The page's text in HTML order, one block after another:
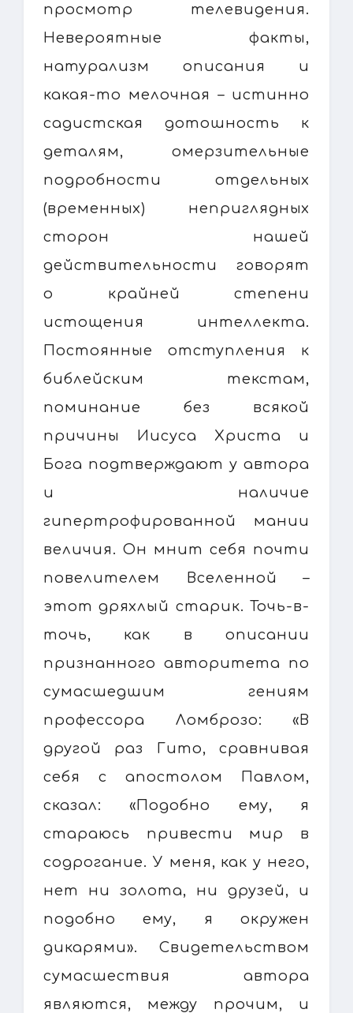
просмотр телевидения.
Невероятные факты,
натурализм описания и
какая-то мелочная – истинно
садистская дотошность к
деталям, омерзительные
подробности отдельных
(временных) неприглядных
сторон нашей
действительности говорят
о крайней степени
истощения интеллекта.
Постоянные отступления к
библейским текстам,
поминание без всякой
причины Иисуса Христа и
Бога подтверждают у автора
и наличие
гипертрофированной мании
величия. Он мнит себя почти
повелителем Вселенной –
этот дряхлый старик. Точь-в-
точь, как в описании
признанного авторитета по
сумасшедшим гениям
профессора Ломброзо: «В
другой раз Гито, сравнивая
себя с апостолом Павлом,
сказал: «Подобно ему, я
стараюсь привести мир в
содрогание. У меня, как у него,
нет ни золота, ни друзей, и
подобно ему, я окружен
дикарями». Свидетельством
сумасшествия автора
являются, между прочим, и